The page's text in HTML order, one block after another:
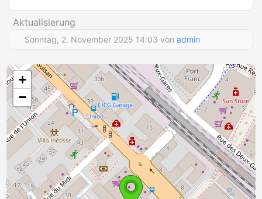
Aktualisierung
Sonntag, 2. November 2025 14:03 von admin
+
−